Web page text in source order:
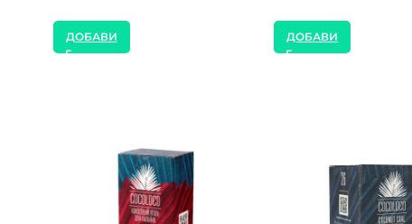
ДОБАВИ
ДОБАВИ